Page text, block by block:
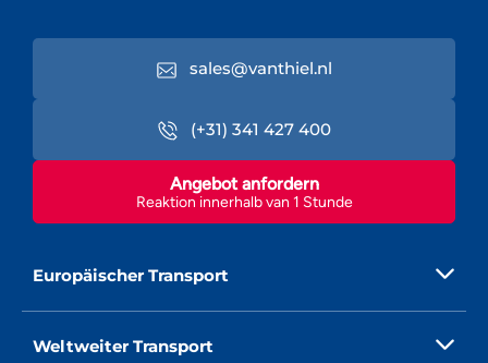
sales@vanthiel.nl
(+31) 341 427 400
Reaktion innerhalb van 1 Stunde
Angebot anfordern
Europäischer Transport
Weltweiter Transport